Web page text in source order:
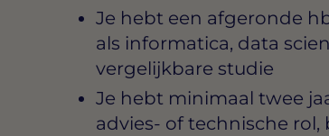
Je hebt een afgeronde
als informatica, data
vergelijkbare studie
Je hebt minimaal twee
advies- of technische